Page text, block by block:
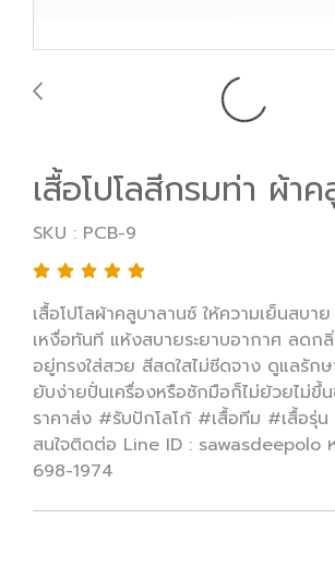
เสื้อโปโลสีกรมท่า ผ้า
SKU : PCB-9
เสื้อโปโลผ้าคลูบาลานซ์ ให้ความเย็นสบา
เหงื่อทันที แห้งสบายระยาบอากาศ ลดก
อยู่ทรงใส่สวย สีสดใสไม่ซีดจาง ดูแลรักษ
ยับง่ายปั่นเครื่องหรือซักมือก็ไม่ย้วยไม่ขึ้
ราคาส่ง #รับปักโลโก้ #เสื้อทีม #เสื้อรุ่
สนใจติดต่อ Line ID : sawasdeepolo
698-1974